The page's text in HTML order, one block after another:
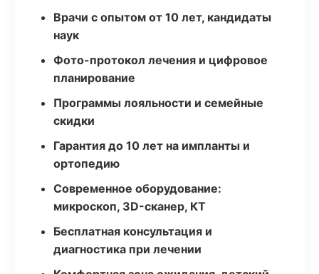
Врачи с опытом от 10 лет, кандидаты
наук
Фото-протокол лечения и цифровое
планирование
Программы лояльности и семейные
скидки
Гарантия до 10 лет на импланты и
ортопедию
Современное оборудование:
микроскоп, 3D-сканер, КТ
Бесплатная консультация и
диагностика при лечении